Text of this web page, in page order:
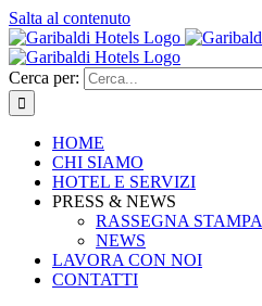
Salta al contenuto
Cerca per:
HOME
CHI SIAMO
HOTEL E SERVIZI
PRESS & NEWS
RASSEGNA STAMPA
NEWS
LAVORA CON NOI
CONTATTI